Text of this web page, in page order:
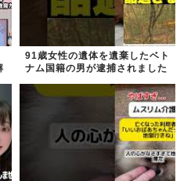
91歳女性の遺体を遺棄したベト
ナム国籍の男が逮捕されました